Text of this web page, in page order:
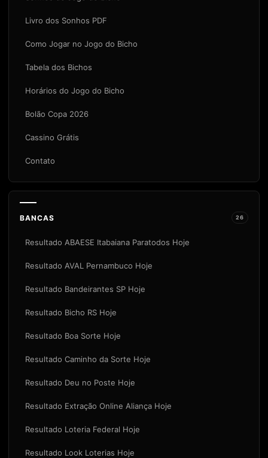
Livro dos Sonhos PDF
Como Jogar no Jogo do Bicho
Tabela dos Bichos
Horários do Jogo do Bicho
Bolão Copa 2026
Cassino Grátis
Contato
BANCAS 26
Resultado ABAESE Itabaiana Paratodos Hoje
Resultado AVAL Pernambuco Hoje
Resultado Bandeirantes SP Hoje
Resultado Bicho RS Hoje
Resultado Boa Sorte Hoje
Resultado Caminho da Sorte Hoje
Resultado Deu no Poste Hoje
Resultado Extração Online Aliança Hoje
Resultado Loteria Federal Hoje
Resultado Look Loterias Hoje